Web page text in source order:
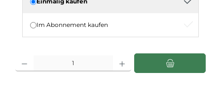
Im Abonnement kaufen
Produkt Anzahl: Gib den gewünschten Wert ein oder benutze die Schaltflächen